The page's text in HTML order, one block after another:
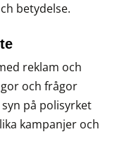
betydelse.
reklam och
och frågor
på polisyrket
kampanjer och